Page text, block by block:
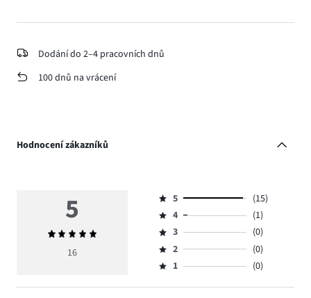
Dodání do 2–4 pracovních dnů
100 dnů na vrácení
Hodnocení zákazníků
5
Průměrné
hodnocení
16
Hodnocení
5,
počet
hlasů
15.
5
(15)
Hodnocení
4,
počet
hlasů
4
(1)
Hodnocení
3,
počet
3
(0)
Hodnocení
2,
2
(0)
Hodnocení
1,
1 (0)